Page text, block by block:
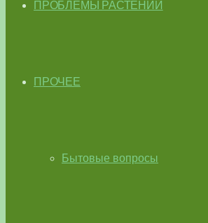
ПРОБЛЕМЫ РАСТЕНИЙ
ПРОЧЕЕ
Бытовые вопросы